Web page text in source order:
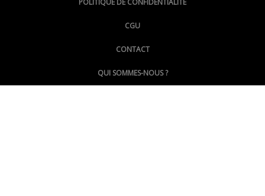
@LePoingMontpellier
POLITIQUE DE CONFIDENTIALITE
CGU
CONTACT
QUI SOMMES-NOUS ?